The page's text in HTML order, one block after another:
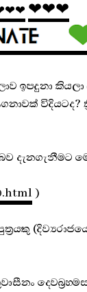
❤❤❤
ඉපදුනා
විදියටද?
දැනගැනීමට
)